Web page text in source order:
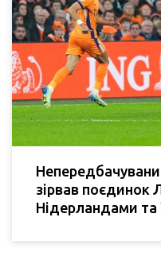
зірвав поєдинок
Нідерландами